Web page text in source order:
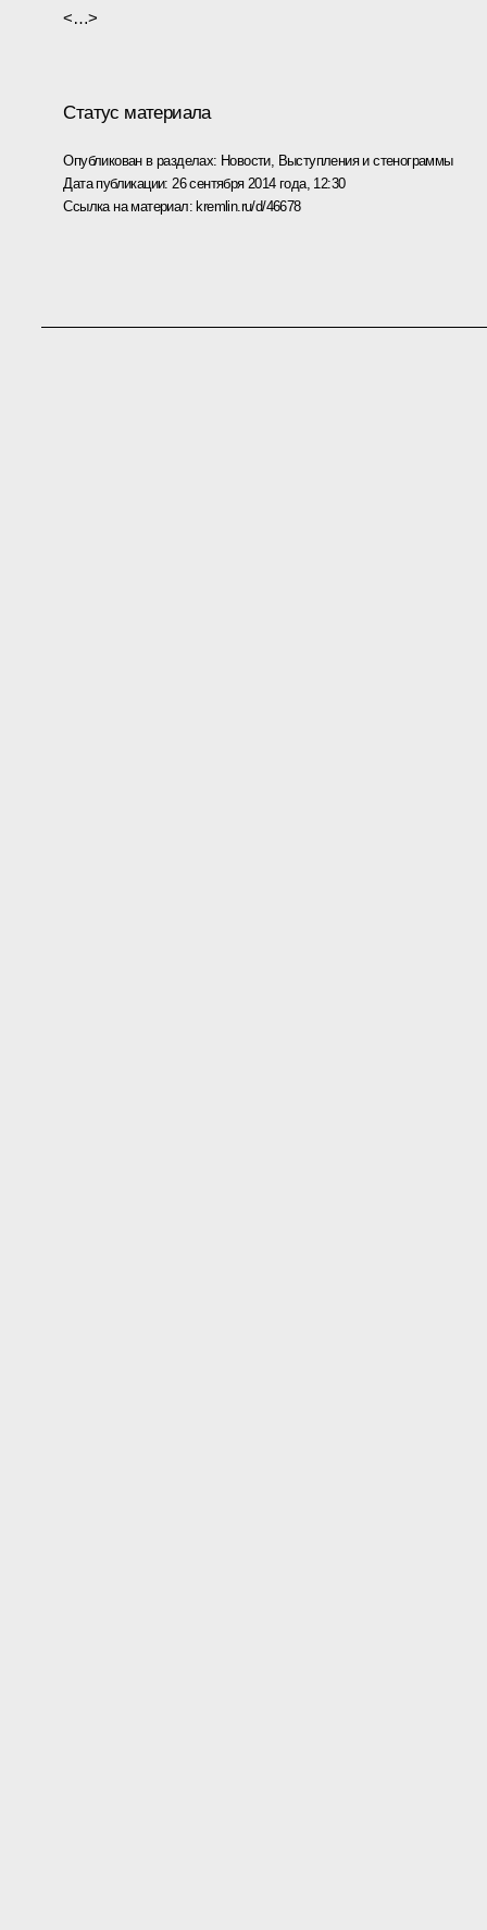
<…>
Статус материала
Опубликован в разделах: Новости, Выступления и стенограммы
Дата публикации: 26 сентября 2014 года, 12:30
Ссылка на материал: kremlin.ru/d/46678